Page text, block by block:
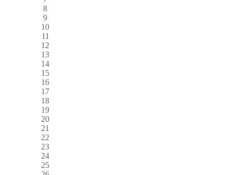
8
9
10
11
12
13
14
15
16
17
18
19
20
21
22
23
24
25